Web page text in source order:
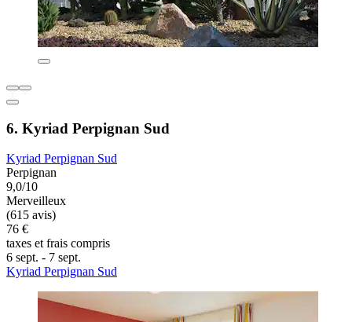
6. Kyriad Perpignan Sud
Kyriad Perpignan Sud
Perpignan
9,0/10
Merveilleux
(615 avis)
76 €
taxes et frais compris
6 sept. - 7 sept.
Kyriad Perpignan Sud